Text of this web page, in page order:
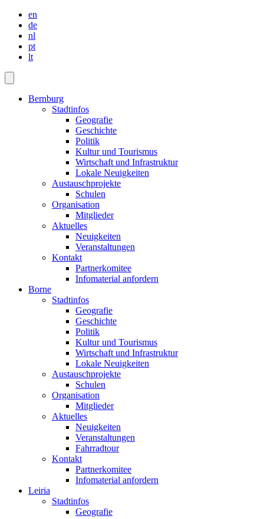
en
de
nl
pt
lt
Bernburg
Stadtinfos
Geografie
Geschichte
Politik
Kultur und Tourismus
Wirtschaft und Infrastruktur
Lokale Neuigkeiten
Austauschprojekte
Schulen
Organisation
Mitglieder
Aktuelles
Neuigkeiten
Veranstaltungen
Kontakt
Partnerkomitee
Infomaterial anfordern
Borne
Stadtinfos
Geografie
Geschichte
Politik
Kultur und Tourismus
Wirtschaft und Infrastruktur
Lokale Neuigkeiten
Austauschprojekte
Schulen
Organisation
Mitglieder
Aktuelles
Neuigkeiten
Veranstaltungen
Fahrradtour
Kontakt
Partnerkomitee
Infomaterial anfordern
Leiria
Stadtinfos
Geografie